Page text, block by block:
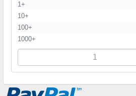
1+
10+
100+
1000+